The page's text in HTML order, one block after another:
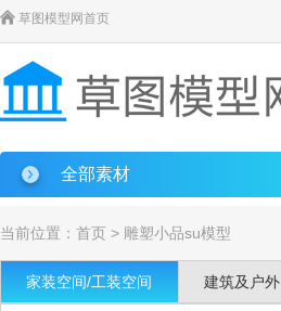
 草图模型网首页
全部素材
当前位置： 首页 > 雕塑小品su模型
家装空间/工装空间 建筑及户外